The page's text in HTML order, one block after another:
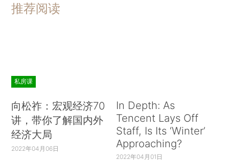
推荐阅读
私房课
向松祚：宏观经济70
讲，带你了解国内外
经济大局
2022年04月06日
In Depth: As
Tencent Lays Off
Staff, Is Its ‘Winter’
Approaching?
2022年04月01日